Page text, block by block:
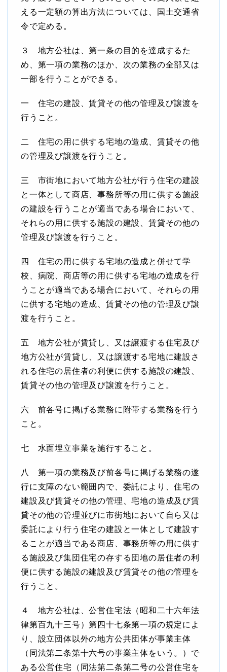
える一定額の算出方法については、国土交通省
令で定める。
３ 地方公社は、第一条の目的を達成するた
め、第一項の業務のほか、次の業務の全部又は
一部を行うことができる。
一 住宅の建設、賃貸その他の管理及び譲渡を
行うこと。
二 住宅の用に供する宅地の造成、賃貸その他
の管理及び譲渡を行うこと。
三 市街地において地方公社が行う住宅の建設
と一体として商店、事務所等の用に供する施設
の建設を行うことが適当である場合において、
それらの用に供する施設の建設、賃貸その他の
管理及び譲渡を行うこと。
四 住宅の用に供する宅地の造成と併せて学
校、病院、商店等の用に供する宅地の造成を行
うことが適当である場合において、それらの用
に供する宅地の造成、賃貸その他の管理及び譲
渡を行うこと。
五 地方公社が賃貸し、又は譲渡する住宅及び
地方公社が賃貸し、又は譲渡する宅地に建設さ
れる住宅の居住者の利便に供する施設の建設、
賃貸その他の管理及び譲渡を行うこと。
六 前各号に掲げる業務に附帯する業務を行う
こと。
七 水面埋立事業を施行すること。
八 第一項の業務及び前各号に掲げる業務の遂
行に支障のない範囲内で、委託により、住宅の
建設及び賃貸その他の管理、宅地の造成及び賃
貸その他の管理並びに市街地において自ら又は
委託により行う住宅の建設と一体として建設す
ることが適当である商店、事務所等の用に供す
る施設及び集団住宅の存する団地の居住者の利
便に供する施設の建設及び賃貸その他の管理を
行うこと。
４ 地方公社は、公営住宅法（昭和二十六年法
律第百九十三号）第四十七条第一項の規定によ
り、設立団体以外の地方公共団体が事業主体
（同法第二条第十六号の事業主体をいう。）で
ある公営住宅（同法第二条第二号の公営住宅を